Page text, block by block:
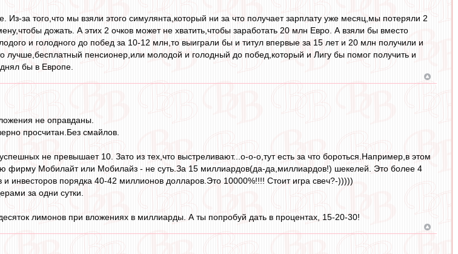
за того,что мы взяли этого симулянта,который ни за что получает зарплату уже месяц,мы потеряли 2
дожать. А этих 2 очков может не хватить,чтобы заработать 20 млн Евро. А взяли бы вместо
и голодного до побед за 10-12 млн,то выиграли бы и титул впервые за 15 лет и 20 млн получили и
лучше,бесплатный пенсионер,или молодой и голодный до побед,который и Лигу бы помог получить и
бы в Европе.
не оправданы.
просчитан.Без смайлов.
не превышает 10. Зато из тех,что выстреливают...о-о-о,тут есть за что бороться.Например,в этом
фирму Мобилайт или Мобилайз - не суть.За 15 миллиардов(да-да,миллиардов!) шекелей. Это более 4
инвесторов порядка 40-42 миллионов долларов.Это 10000%!!!! Стоит игра свеч?-)))))
за одни сутки.
лимонов при вложениях в миллиарды. А ты попробуй дать в процентах, 15-20-30!